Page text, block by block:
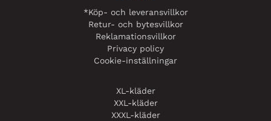
*Köp- och leveransvillkor
Retur- och bytesvillkor
Reklamationsvillkor
Privacy policy
Cookie-inställningar
XL-kläder
XXL-kläder
XXXL-kläder